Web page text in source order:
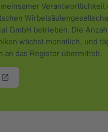
Verantwortlichkeit
GmbH betrieben. Die
wächst monatlich, und
an das Register übermittelt.